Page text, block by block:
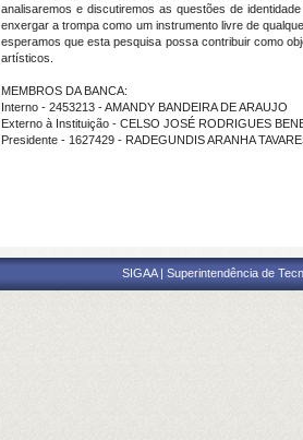
analisaremos e discutiremos as questões de
enxergar a trompa como um instrumento livre de
esperamos que esta pesquisa possa contribuir como
artísticos.
MEMBROS DA BANCA:
Interno - 2453213 - AMANDY BANDEIRA DE ARAUJO
Externo à Instituição - CELSO JOSÉ RODRIGUES
Presidente - 1627429 - RADEGUNDIS ARANHA
SIGAA | Superintendência de